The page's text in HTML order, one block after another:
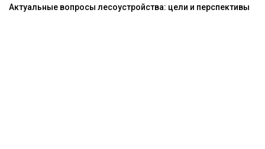
Актуальные вопросы лесоустройства: цели и перспективы